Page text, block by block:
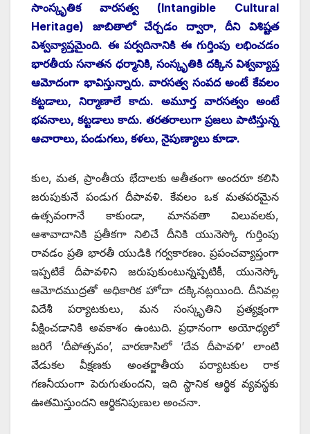
సాంస్కృతిక వారసత్వ (Intangible Cultural
Heritage) జాబితాలో చేర్చడం ద్వారా, దీని విశిష్టత
విశ్వవ్యాప్తమైంది. ఈ పర్వదినానికి ఈ గుర్తింపు లభించడం
భారతీయ సనాతన ధర్మానికి, సంస్కృతికి దక్కిన విశ్వవ్యాప్త
ఆమోదంగా భావిస్తున్నారు. వారసత్వ సంపద అంటే కేవలం
కట్టడాలు, నిర్మాణాలే కాదు. అమూర్త వారసత్వం అంటే
భవనాలు, కట్టడాలు కాదు. తరతరాలుగా ప్రజలు పాటిస్తున్న
ఆచారాలు, పండుగలు, కళలు, నైపుణ్యాలు కూడా.
కుల, మత, ప్రాంతీయ భేదాలకు అతీతంగా అందరూ కలిసి
జరుపుకునే పండుగ దీపావళి. కేవలం ఒక మతపరమైన
ఉత్సవంగానే కాకుండా, మానవతా విలువలకు,
ఆశావాదానికి ప్రతీకగా నిలిచే దీనికి యునెస్కో గుర్తింపు
రావడం ప్రతి భారతీ యుడికి గర్వకారణం. ప్రపంచవ్యాప్తంగా
ఇప్పటికే దీపావళిని జరుపుకుంటున్నప్పటికీ, యునెస్కో
ఆమోదముద్రతో అధికారిక హోదా దక్కినట్లయింది. దీనివల్ల
విదేశీ పర్యాటకులు, మన సంస్కృతిని ప్రత్యక్షంగా
వీక్షించడానికి అవకాశం ఉంటుది. ప్రధానంగా అయోధ్యలో
జరిగే ‘దీపోత్సవం’, వారణాసిలో ‘దేవ దీపావళి’ లాంటి
వేడుకల వీక్షణకు అంతర్జాతీయ పర్యాటకుల రాక
గణనీయంగా పెరుగుతుందని, ఇది స్థానిక ఆర్థిక వ్యవస్థకు
ఊతమిస్తుందని ఆర్థికనిపుణుల అంచనా.